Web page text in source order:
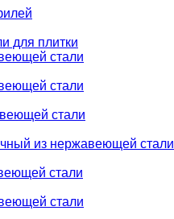
для плитки
стали
стали
стали
из нержавеющей стали
стали
стали